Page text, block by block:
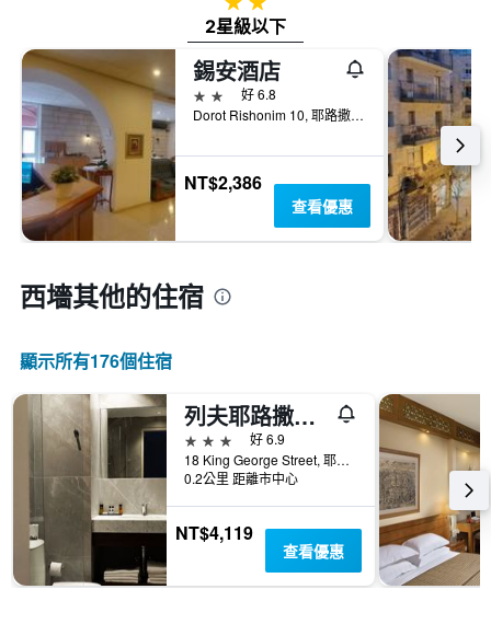
2星級以下
錫安酒店
2星級
好 6.8
Dorot Rishonim 10, 耶路撒冷, Jerusalem District, 以色列
NT$2,386
查看優惠
西墻​其他的住宿
顯示所有176​個住宿
列夫耶路撒冷酒店
3星級
好 6.9
18 King George Street, 耶路撒冷, Jerusalem District, 以色列
0.2公里 距離市中心
NT$4,119
查看優惠